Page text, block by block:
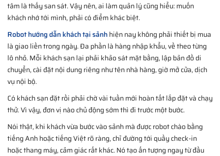
tâm là thấy san sát. Vậy nên, ai làm quản lý cũng hiểu: muốn
khách nhớ tới mình, phải có điểm khác biệt.
Robot hướng dẫn khách tại sảnhhiện nay không phải thiết bị mua
là giao liền trong ngày. Đa phần là hàng nhập khẩu, về theo từng
lô nhỏ. Mỗi khách sạn lại phải khảo sát mặt bằng, lập bản đồ di
chuyển, cài đặt nội dung riêng như tên nhà hàng, giờ mở cửa, dịch
vụ nội bộ.
Có khách sạn đặt rồi phải chờ vài tuần mới hoàn tất lắp đặt và chạy
thử. Vì vậy, đơn vị nào chủ động sớm thì đi trước một bước.
Nói thật, khi khách vừa bước vào sảnh mà được robot chào bằng
tiếng Anh hoặc tiếng Việt rõ ràng, chỉ đường tới quầy check-in
hoặc thang máy, cảm giác rất khác. Nó tạo ấn tượng ngay từ đầu